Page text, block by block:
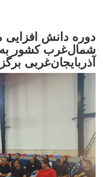
شمال‌غرب کشور به
آذربایجان‌غربی